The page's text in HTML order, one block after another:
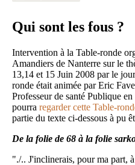
Qui sont les fous ?
Intervention à la Table-ronde
Amandiers de Nanterre sur le
13,14 et 15 Juin 2008 par le
ronde était animée par Eric
Professeur de santé Publique
pourra regarder cette Table-
partie du texte ci-dessous à pu
De la folie de 68 à la folie
"./.. J'inclinerais, pour ma part,